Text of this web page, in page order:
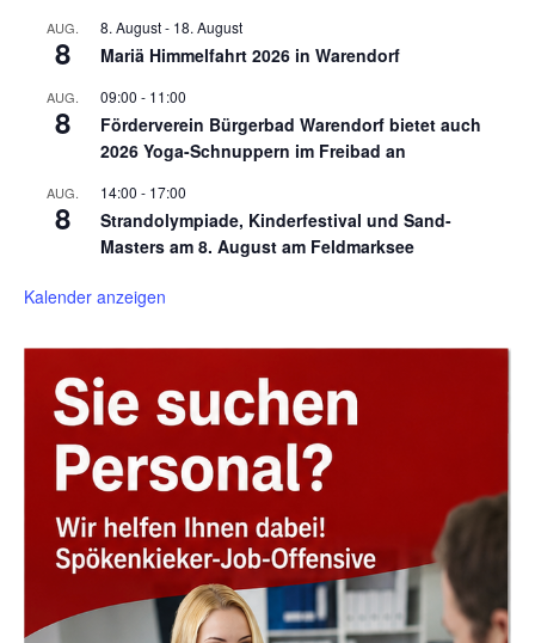
AUG.
8
8. August- 18. August
Mariä Himmelfahrt 2026 in Warendorf
AUG.
8
09:00 - 11:00
Förderverein Bürgerbad Warendorf bietet auch
2026 Yoga-Schnuppern im Freibad an
AUG.
8
14:00 - 17:00
Strandolympiade, Kinderfestival und Sand-
Masters am 8. August am Feldmarksee
Kalender anzeigen